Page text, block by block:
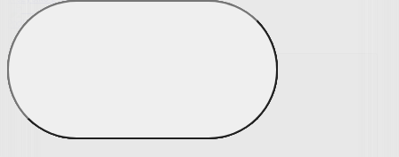
Podkładki na materace
Materace nawierzchniowe